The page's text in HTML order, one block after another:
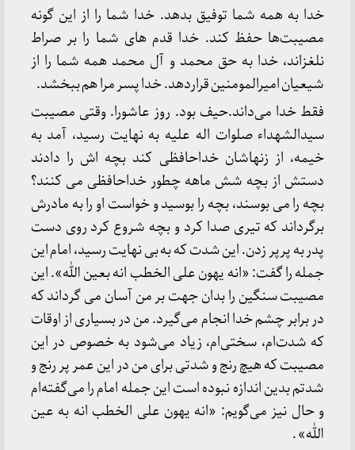
خدا به همه شما توفیق بدهد. خدا شما را از این گونه
مصیبت‌ها حفظ کند. خدا قدم های شما را بر صراط
نلغزاند، خدا به حق محمد و آل محمد همه شما را از
شیعیان امیرالمومنین قراردهد. خدا پسر مرا هم ببخشد.
فقط خدا می‌داند.حیف بود. روز عاشورا. وقتی مصیبت
سیدالشهداء صلوات اله علیه به نهایت رسید، آمد به
خیمه، از زنهاشان خداحافظی کند بچه اش را دادند
دستش از بچه شش ماهه چطور خداحافظی می کنند؟
بچه را می بوسند، بچه را بوسید و خواست او را به مادرش
برگرداند که تیری صدا کرد و بچه شروع کرد روی دست
پدر به پرپر زدن. این شدت که به بی نهایت رسید، امام این
جمله را گفت: «انه یهون علی الخطب انه بعین الله». این
مصیبت سنگین را بدان جهت بر من آسان می گرداند که
در برابر چشم خدا انجام می‌گیرد. من در بسیاری از اوقات
که شدت‌ام، سختی‌ام، زیاد می‌شود به خصوص در این
مصیبت که هیچ رنج و شدتی برای من در این عمر پر رنج و
شدتم بدین اندازه نبوده است این جمله امام را می‌گفته‌ام
و حال نیز می‌گویم: «انه یهون علی الخطب انه به عین
الله» .